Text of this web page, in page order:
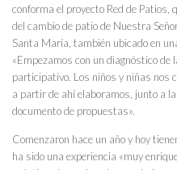
conforma el proyecto Red de Patios,
del cambio de patio de Nuestra
Santa María, también ubicado en
«Empezamos con un diagnóstico
participativo. Los niños y niñas nos
a partir de ahí elaboramos, junto a
documento de propuestas».
Comenzaron hace un año y hoy
ha sido una experiencia «muy